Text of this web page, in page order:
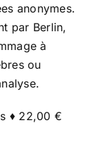
anonymes.
par Berlin,
à
ou
♦ 22,00 €